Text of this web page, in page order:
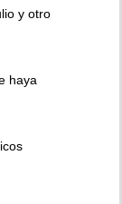
y otro
haya